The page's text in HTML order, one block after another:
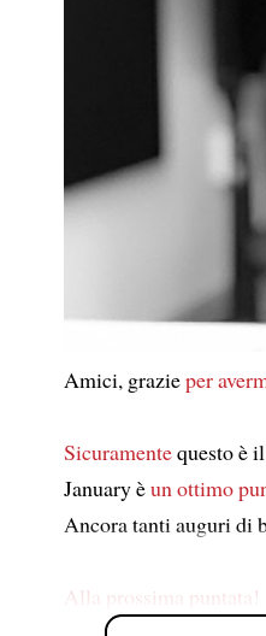
Amici, grazieper
Sicuramentequesto è
January èun ottimo
Ancora tanti auguri di
Alla prossima puntata!